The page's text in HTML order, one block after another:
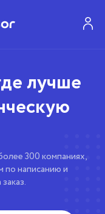
лучше
300 компаниях,
по написанию и